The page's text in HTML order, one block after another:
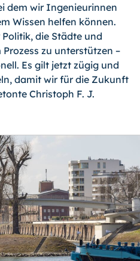
dem wir Ingenieurinnen
Wissen helfen können.
die Städte und
zu unterstützen –
Es gilt jetzt zügig und
damit wir für die Zukunft
Christoph F. J.